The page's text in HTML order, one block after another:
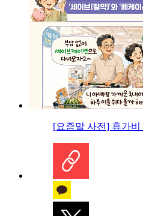
[요즘말 사전] 휴가비